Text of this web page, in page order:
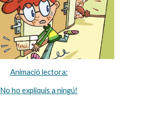
Animació lectora:
No ho expliquis a ningú!